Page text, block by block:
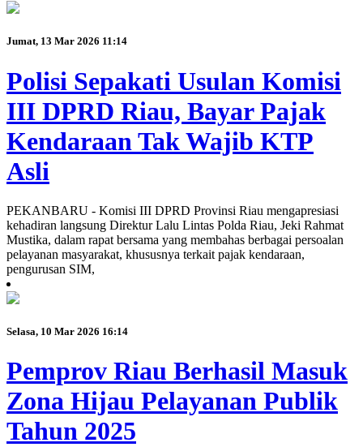
Jumat, 13 Mar 2026 11:14
Polisi Sepakati Usulan Komisi
III DPRD Riau, Bayar Pajak
Kendaraan Tak Wajib KTP
Asli
PEKANBARU - Komisi III DPRD Provinsi Riau mengapresiasi
kehadiran langsung Direktur Lalu Lintas Polda Riau, Jeki Rahmat
Mustika, dalam rapat bersama yang membahas berbagai persoalan
pelayanan masyarakat, khususnya terkait pajak kendaraan,
pengurusan SIM,
Selasa, 10 Mar 2026 16:14
Pemprov Riau Berhasil Masuk
Zona Hijau Pelayanan Publik
Tahun 2025